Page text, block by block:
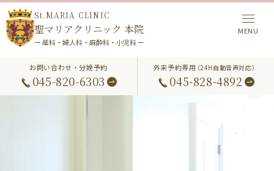
St.MARIA CLINIC
聖マリアクリニック 本院
ー 産科・婦人科・麻酔科・小児科 ー
お問い合わせ・分娩予約
045-820-6303
外来予約専用（24H自動音声対応）
045-828-4892